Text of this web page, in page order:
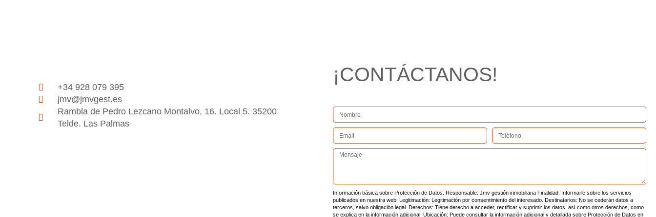
+34 928 079 395
jmv@jmvgest.es
Rambla de Pedro Lezcano Montalvo, 16. Local 5. 35200
Telde. Las Palmas
¡CONTÁCTANOS!
Información básica sobre Protección de Datos. Responsable: Jmv gestión inmobiliaria Finalidad: Informarle sobre los servicios
publicados en nuestra web. Legitimación: Legitimación por consentimiento del interesado. Destinatarios: No se cederán datos a
terceros, salvo obligación legal. Derechos: Tiene derecho a acceder, rectificar y suprimir los datos, así como otros derechos, como
se explica en la información adicional. Ubicación: Puede consultar la información adicional y detallada sobre Protección de Datos en